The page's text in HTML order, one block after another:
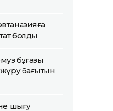
болды
бұғазы
жүру бағытын
шығу